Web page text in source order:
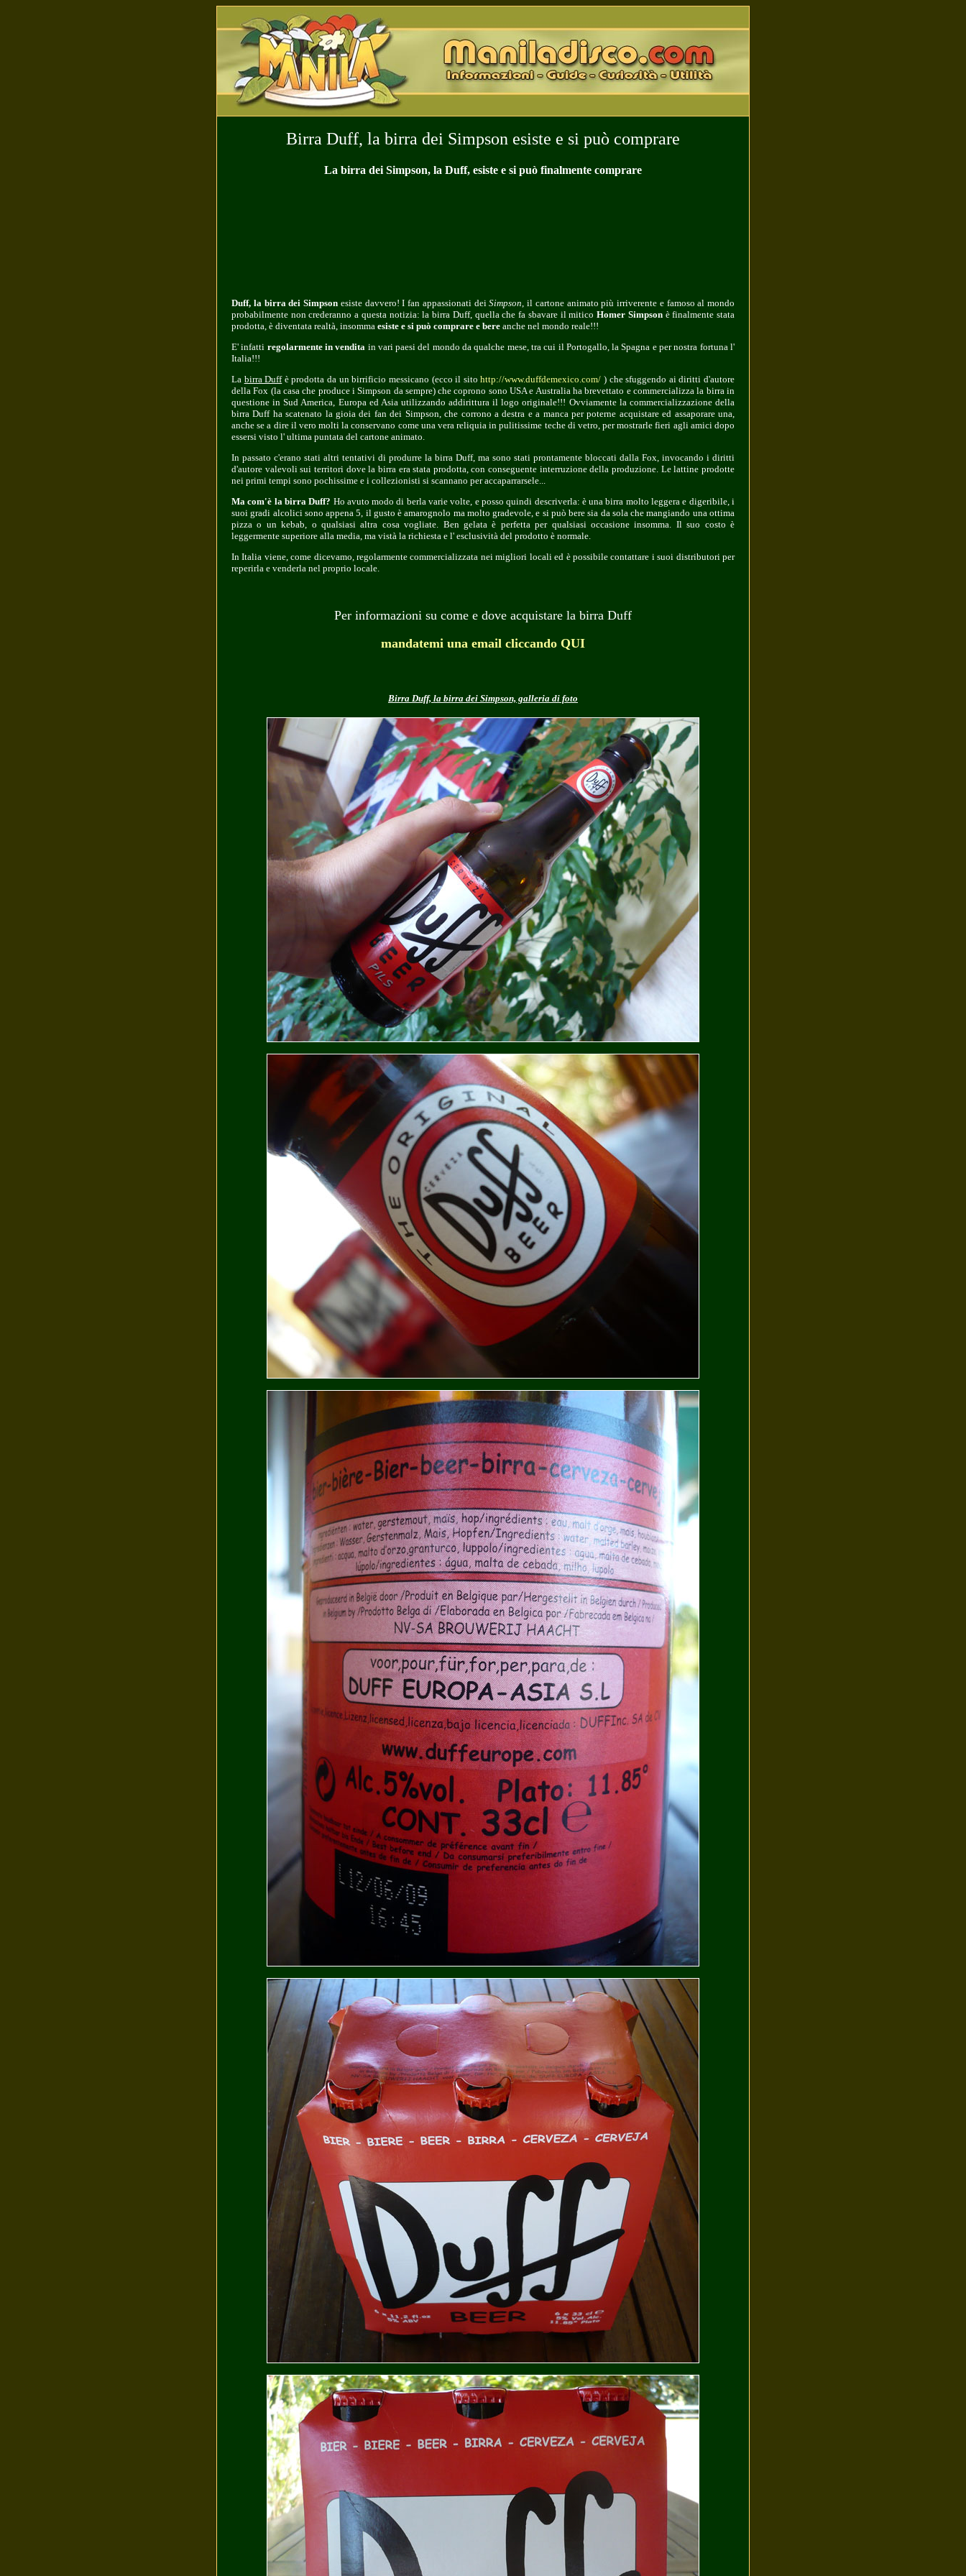
Birra Duff, la birra dei Simpson esiste e si può comprare
La birra dei Simpson, la Duff, esiste e si può finalmente comprare
Duff, la birra dei Simpson esiste davvero! I fan appassionati deiSimpson, il cartone animato più irriverente e famoso al mondo
probabilmente non crederanno a questa notizia: la birra Duff, quella che fa sbavare il miticoHomer Simpsonè finalmente stata
prodotta, è diventata realtà, insomma esiste e si può comprare e bere anche nel mondo reale!!!
E' infatti regolarmente in vendita in vari paesi del mondo da qualche mese, tra cui il Portogallo, la Spagna e per nostra fortuna l'
Italia!!!
La birra Duffè prodotta da un birrificio messicano (ecco il sitohttp://www.duffdemexico.com/ ) che sfuggendo ai diritti d'autore
della Fox (la casa che produce i Simpson da sempre) che coprono sono USA e Australia ha brevettato e commercializza la birra in
questione in Sud America, Europa ed Asia utilizzando addirittura il logo originale!!! Ovviamente la commercializzazione della
birra Duff ha scatenato la gioia dei fan dei Simpson, che corrono a destra e a manca per poterne acquistare ed assaporare una,
anche se a dire il vero molti la conservano come una vera reliquia in pulitissime teche di vetro, per mostrarle fieri agli amici dopo
essersi visto l' ultima puntata del cartone animato.
In passato c'erano stati altri tentativi di produrre la birra Duff, ma sono stati prontamente bloccati dalla Fox, invocando i diritti
d'autore valevoli sui territori dove la birra era stata prodotta, con conseguente interruzione della produzione. Le lattine prodotte
nei primi tempi sono pochissime e i collezionisti si scannano per accaparrarsele...
Ma com'è la birra Duff? Ho avuto modo di berla varie volte, e posso quindi descriverla: è una birra molto leggera e digeribile, i
suoi gradi alcolici sono appena 5, il gusto è amarognolo ma molto gradevole, e si può bere sia da sola che mangiando una ottima
pizza o un kebab, o qualsiasi altra cosa vogliate. Ben gelata è perfetta per qualsiasi occasione insomma. Il suo costo è
leggermente superiore alla media, ma vistà la richiesta e l' esclusività del prodotto è normale.
In Italia viene, come dicevamo, regolarmente commercializzata nei migliori locali ed è possibile contattare i suoi distributori per
reperirla e venderla nel proprio locale.
Per informazioni su come e dove acquistare la birra Duff
mandatemi una email cliccando QUI
Birra Duff, la birra dei Simpson, galleria di foto